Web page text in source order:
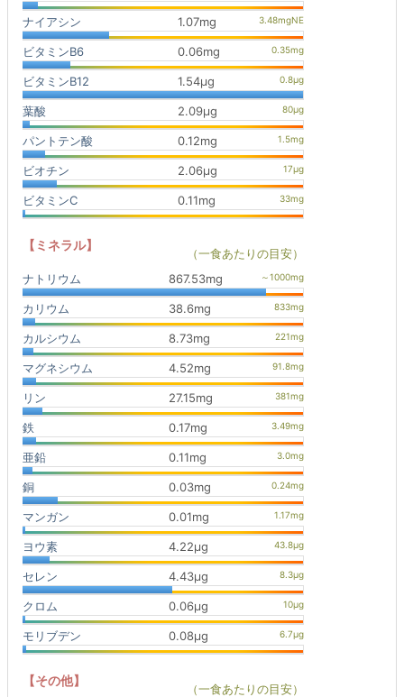
ナイアシン 1.07mg
ビタミンB6 0.06mg
ビタミンB12 1.54μg
葉酸 2.09μg
パントテン酸 0.12mg
ビオチン 2.06μg
ビタミンC 0.11mg
【ミネラル】
（一食あたりの目安）
ナトリウム
867.53mg
カリウム 38.6mg
カルシウム 8.73mg
マグネシウム 4.52mg
リン 27.15mg
鉄 0.17mg
亜鉛 0.11mg
銅 0.03mg
マンガン 0.01mg
ヨウ素 4.22μg
セレン 4.43μg
クロム 0.06μg
モリブデン 0.08μg
【その他】
（一食あたりの目安）